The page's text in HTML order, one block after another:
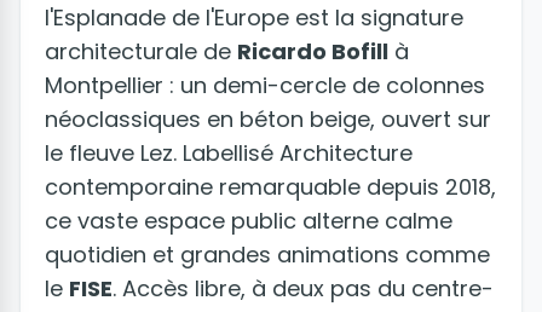
l'Esplanade de l'Europe est la signature
architecturale de Ricardo Bofill à
Montpellier : un demi-cercle de colonnes
néoclassiques en béton beige, ouvert sur
le fleuve Lez. Labellisé Architecture
contemporaine remarquable depuis 2018,
ce vaste espace public alterne calme
quotidien et grandes animations comme
le FISE. Accès libre, à deux pas du centre-